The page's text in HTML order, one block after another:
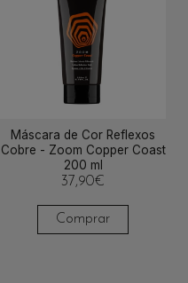
Máscara de Cor Reflexos
Cobre - Zoom Copper Coast
200 ml
37,90€
Comprar